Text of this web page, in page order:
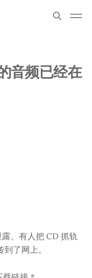
音频已经在
。有人把 CD 抓轨
了网上。